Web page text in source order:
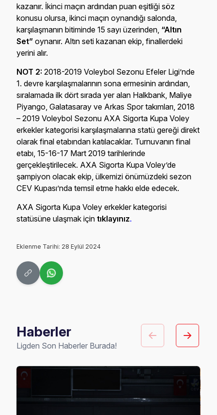
kazanır. İkinci maçın ardından puan eşitliği söz
konusu olursa, ikinci maçın oynandığı salonda,
karşılaşmanın bitiminde 15 sayı üzerinden, “Altın
Set” oynanır. Altın seti kazanan ekip, finallerdeki
yerini alır.
NOT 2: 2018-2019 Voleybol Sezonu Efeler Ligi’nde
1. devre karşılaşmalarının sona ermesinin ardından,
sıralamada ilk dört sırada yer alan Halkbank, Maliye
Piyango, Galatasaray ve Arkas Spor takımları, 2018
– 2019 Voleybol Sezonu AXA Sigorta Kupa Voley
erkekler kategorisi karşılaşmalarına statü gereği direkt
olarak final etabından katılacaklar. Turnuvanın final
etabı, 15-16-17 Mart 2019 tarihlerinde
gerçekleştirilecek. AXA Sigorta Kupa Voley’de
şampiyon olacak ekip, ülkemizi önümüzdeki sezon
CEV Kupası’nda temsil etme hakkı elde edecek.
AXA Sigorta Kupa Voley erkekler kategorisi
statüsüne ulaşmak içintıklayınız.
Eklenme Tarihi: 28 Eylül 2024
Haberler
Ligden Son Haberler Burada!